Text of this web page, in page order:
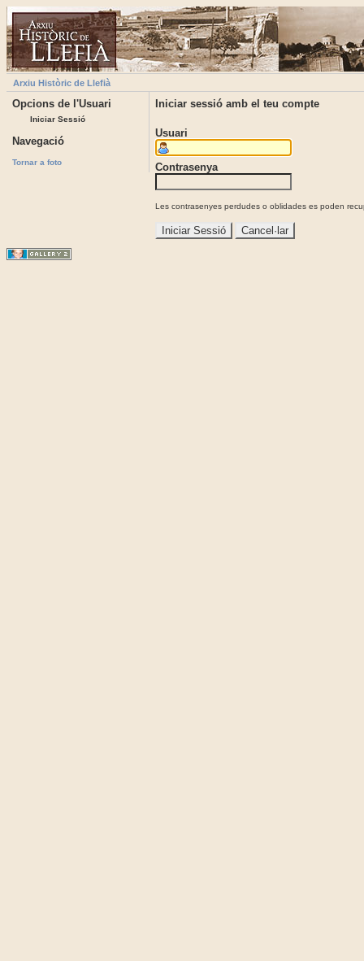
Arxiu Històric de Llefià
Opcions de l'Usuari
Iniciar Sessió
Navegació
Tornar a foto
Iniciar sessió amb el teu compte
Usuari
Contrasenya
Les contrasenyes perdudes o oblidades es poden